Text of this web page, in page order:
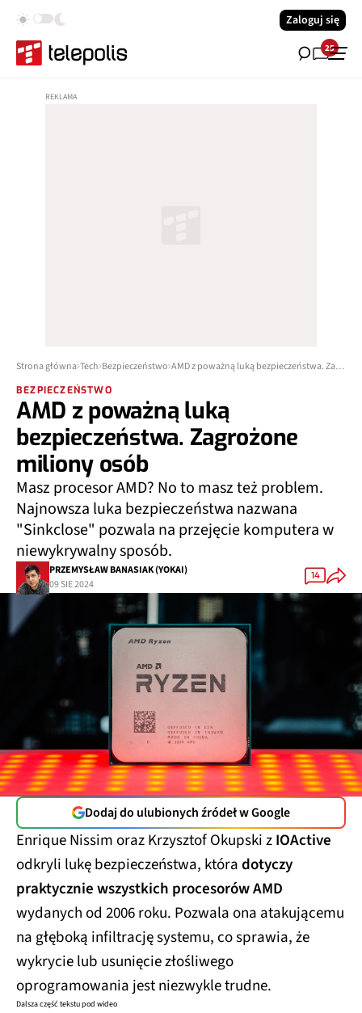
Zaloguj się
25
Strona główna Tech Bezpieczeństwo AMD z poważną luką bezpieczeństwa. Zagrożone miliony osób
BEZPIECZEŃSTWO
AMD z poważną luką
bezpieczeństwa. Zagrożone
miliony osób
Masz procesor AMD? No to masz też problem.
Najnowsza luka bezpieczeństwa nazwana
"Sinkclose" pozwala na przejęcie komputera w
niewykrywalny sposób.
PRZEMYSŁAW BANASIAK (YOKAI)
09 SIE 2024
14
Dodaj do ulubionych źródeł w Google
Enrique Nissim oraz Krzysztof Okupski zIOActive
odkryli lukę bezpieczeństwa, któradotyczy
praktycznie wszystkich procesorów AMD
wydanych od 2006 roku. Pozwala ona atakującemu
na głęboką infiltrację systemu, co sprawia, że
wykrycie lub usunięcie złośliwego
oprogramowania jest niezwykle trudne.
Dalsza część tekstu pod wideo